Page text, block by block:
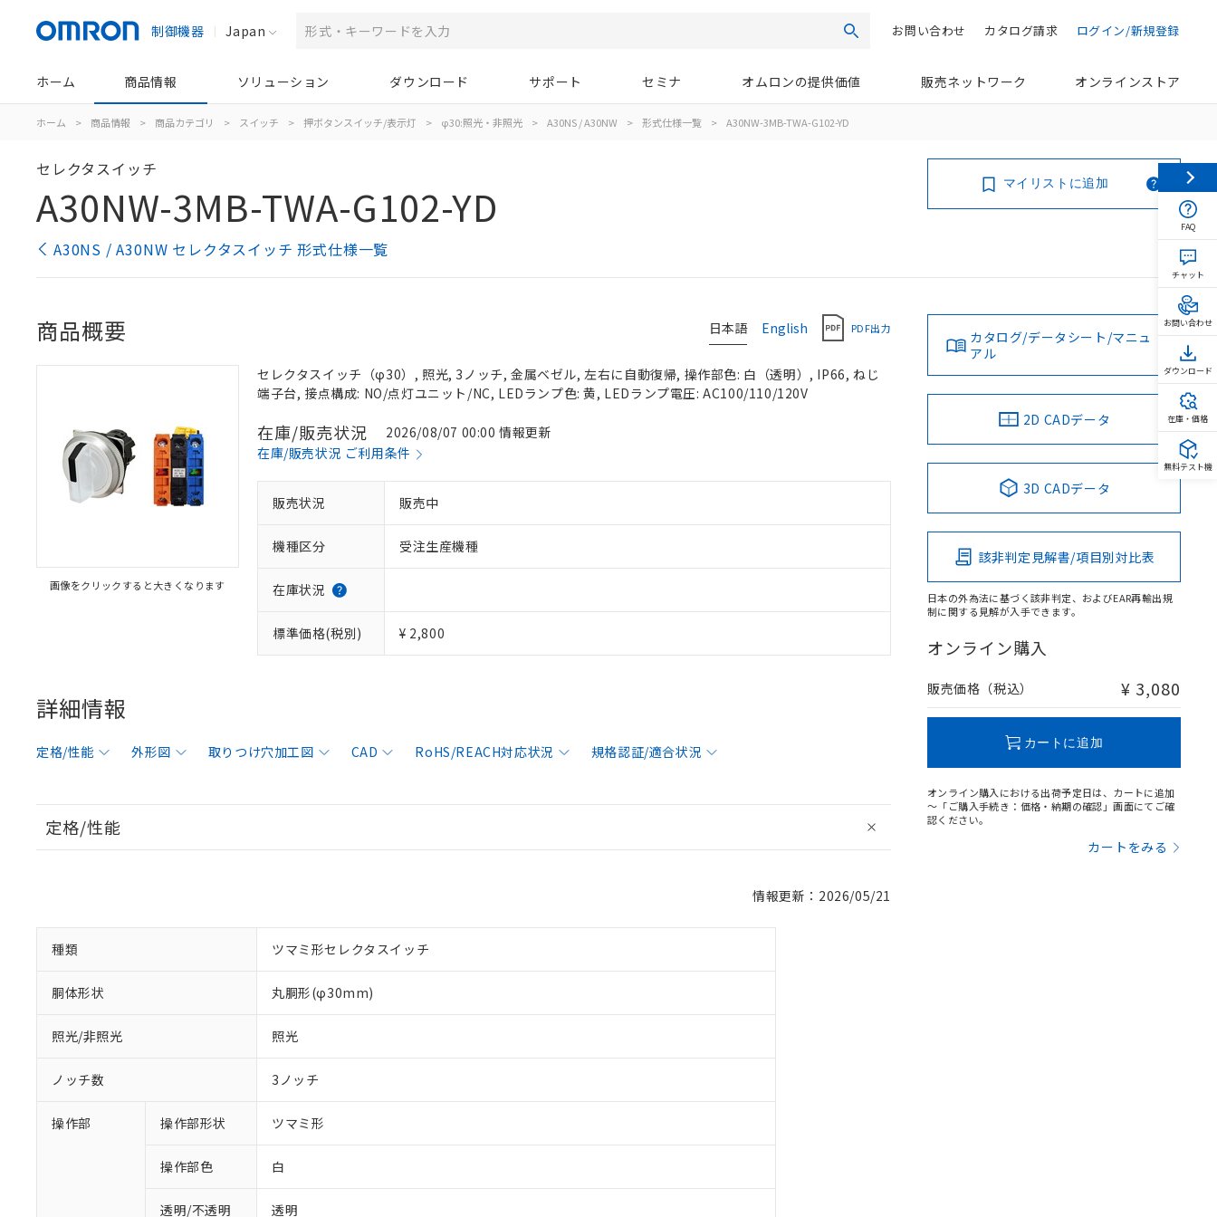
制御機器 Japan 検索 ログイン/新規登録
カタログ請求
お問い合わせ
ホーム 商品情報 ソリューション ダウンロード サポート セミナ オムロンの提供価値 販売ネットワーク オンラインストア
ホーム > 商品情報 > 商品カテゴリ > スイッチ > 押ボタンスイッチ/表示灯 > φ30:照光・非照光 > A30NS / A30NW > 形式仕様一覧 > A30NW-3MB-TWA-G102-YD
セレクタスイッチ
A30NW-3MB-TWA-G102-YD
A30NS / A30NW セレクタスイッチ 形式仕様一覧
マイリストに追加
日本語 English PDF出力
商品概要
画像をクリックすると大きくなります
セレクタスイッチ（φ30）, 照光, 3ノッチ, 金属ベゼル, 左右に自動復帰, 操作部色: 白（透明）, IP66, ねじ
端子台, 接点構成: NO/点灯ユニット/NC, LEDランプ色: 黄, LEDランプ電圧: AC100/110/120V
在庫/販売状況
2026/08/07 00:00 情報更新
在庫/販売状況 ご利用条件
販売状況 販売中
機種区分 受注生産機種
在庫状況
標準価格(税別) ¥ 2,800
詳細情報
定格/性能 外形図 取りつけ穴加工図 CAD RoHS/REACH対応状況 規格認証/適合状況
定格/性能
情報更新：2026/05/21
種類 ツマミ形セレクタスイッチ
胴体形状 丸胴形(φ30mm)
照光/非照光 照光
ノッチ数 3ノッチ
操作部 操作部形状 ツマミ形
操作部色 白
透明/不透明 透明
カタログ/データシート/マニュ
アル
2D CADデータ
3D CADデータ
該非判定見解書/項目別対比表
日本の外為法に基づく該非判定、およびEAR再輸出規
制に関する見解が入手できます。
オンライン購入
販売価格（税込） ¥ 3,080
カートに追加
オンライン購入における出荷予定日は、カートに追加
～「ご購入手続き：価格・納期の確認」画面にてご確
認ください。
カートをみる
FAQ
チャット
お問い合わせ
ダウンロード
在庫・価格
無料テスト機